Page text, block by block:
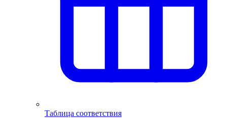
Таблица соответствия